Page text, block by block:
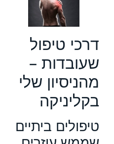
דרכי טיפול
שעובדות –
מהניסיון שלי
בקליניקה
טיפולים ביתיים